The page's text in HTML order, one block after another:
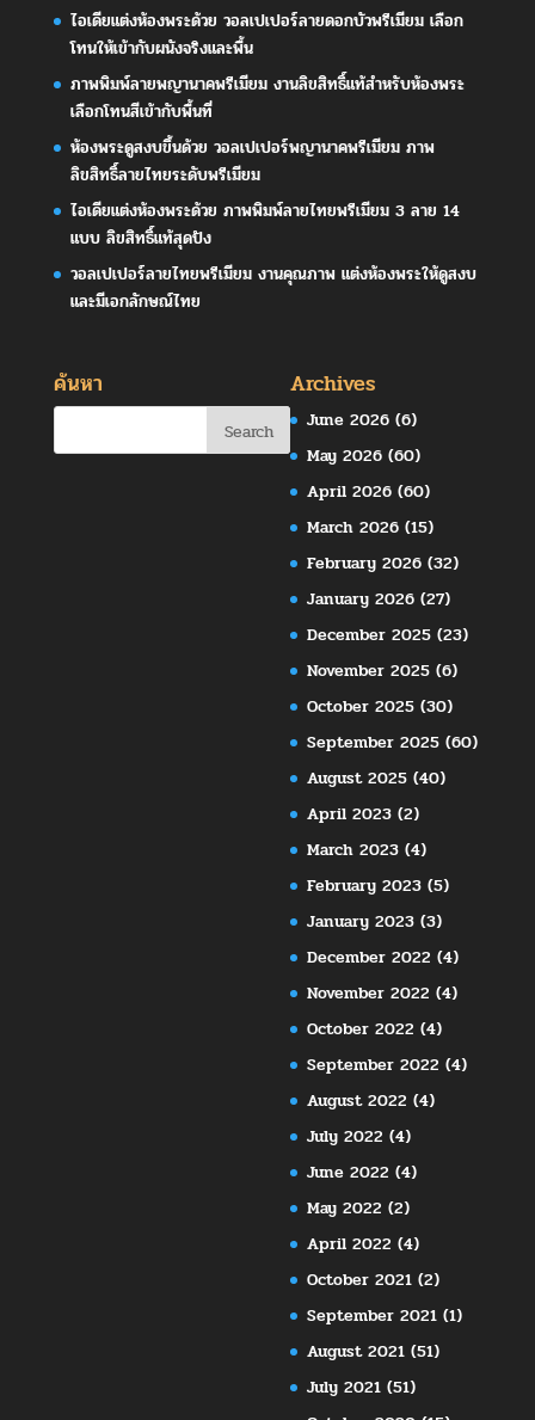
ไอเดียแต่งห้องพระด้วย วอลเปเปอร์ลายดอกบัวพรีเมียม เลือก
โทนให้เข้ากับผนังจริงและพื้น
ภาพพิมพ์ลายพญานาคพรีเมียม งานลิขสิทธิ์แท้สำหรับห้องพระ
เลือกโทนสีเข้ากับพื้นที่
ห้องพระดูสงบขึ้นด้วย วอลเปเปอร์พญานาคพรีเมียม ภาพ
ลิขสิทธิ์ลายไทยระดับพรีเมียม
ไอเดียแต่งห้องพระด้วย ภาพพิมพ์ลายไทยพรีเมียม 3 ลาย 14
แบบ ลิขสิทธิ์แท้สุดปัง
วอลเปเปอร์ลายไทยพรีเมียม งานคุณภาพ แต่งห้องพระให้ดูสงบ
และมีเอกลักษณ์ไทย
ค้นหา Archives
June 2026 (6)
May 2026 (60)
April 2026 (60)
March 2026 (15)
February 2026 (32)
January 2026 (27)
December 2025 (23)
November 2025 (6)
October 2025 (30)
September 2025 (60)
August 2025 (40)
April 2023 (2)
March 2023 (4)
February 2023 (5)
January 2023 (3)
December 2022 (4)
November 2022 (4)
October 2022 (4)
September 2022 (4)
August 2022 (4)
July 2022 (4)
June 2022 (4)
May 2022 (2)
April 2022 (4)
October 2021 (2)
September 2021 (1)
August 2021 (51)
July 2021 (51)